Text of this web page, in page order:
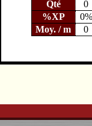
Qté
0
%XP
0%
Moy. / m
0